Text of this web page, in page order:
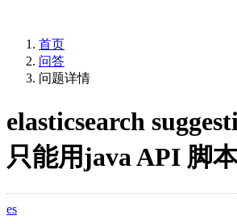
首页
问答
问题详情
elasticsearch
只能用java API 脚
es